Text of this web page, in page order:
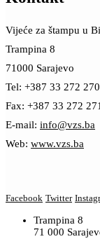
Vijeće za štampu u
Trampina 8
71000 Sarajevo
Tel: +387 33 272 270
Fax: +387 33 272 271
E-mail: info@vzs.ba
Web: www.vzs.ba
Facebook Twitter
Trampina 8
71 000